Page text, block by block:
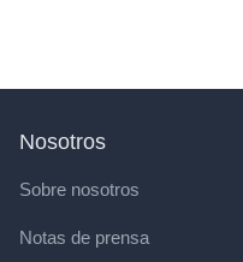
Nosotros
Sobre nosotros
Notas de prensa